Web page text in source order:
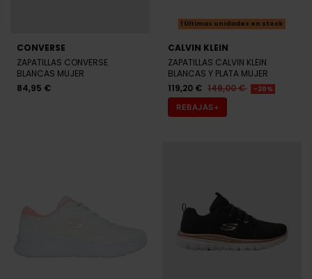
CONVERSE
ZAPATILLAS CONVERSE
BLANCAS MUJER
84,95 €
Últimas unidades en stock
CALVIN KLEIN
ZAPATILLAS CALVIN KLEIN
BLANCAS Y PLATA MUJER
119,20 € 149,00 € -20%
REBAJAS+